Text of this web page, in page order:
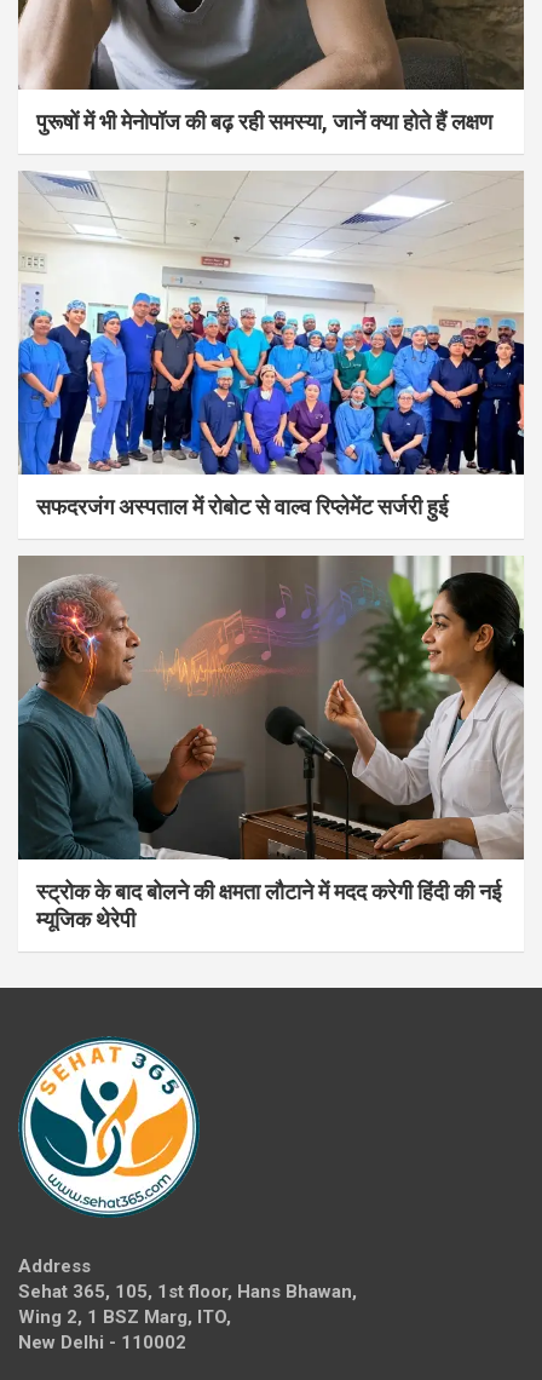
पुरूषों में भी मेनोपॉज की बढ़ रही समस्या, जानें क्या होते हैं लक्षण
सफदरजंग अस्पताल में रोबोट से वाल्व रिप्लेमेंट सर्जरी हुई
स्ट्रोक के बाद बोलने की क्षमता लौटाने में मदद करेगी हिंदी की नई
म्यूजिक थेरेपी
Address
Sehat 365, 105, 1st floor, Hans Bhawan,
Wing 2, 1 BSZ Marg, ITO,
New Delhi - 110002